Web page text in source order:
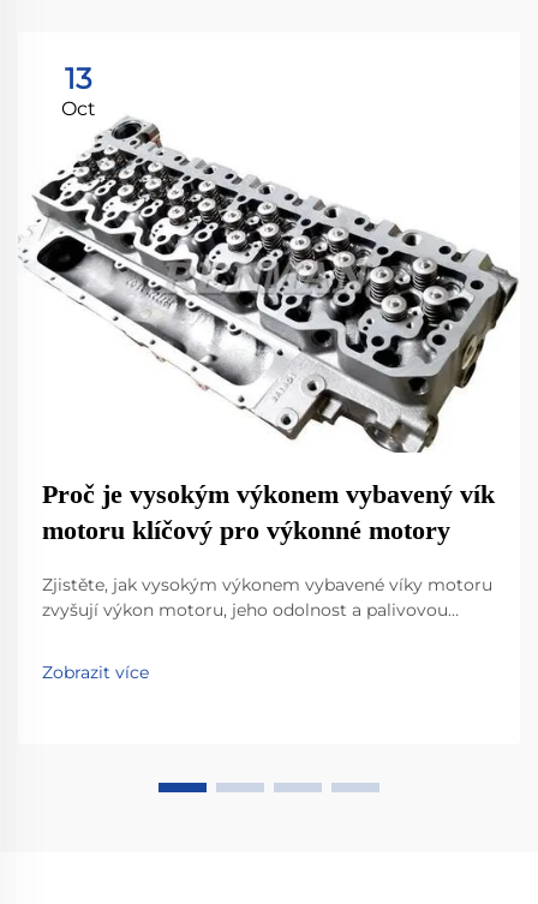
13
Oct
Proč je vysokým výkonem vybavený vík
motoru klíčový pro výkonné motory
Zjistěte, jak vysokým výkonem vybavené víky motoru
zvyšují výkon motoru, jeho odolnost a palivovou
principy pokročilých materiálů a optimalizace
proudění vzduchu. Podívejte se na reálná data a
Zobrazit více